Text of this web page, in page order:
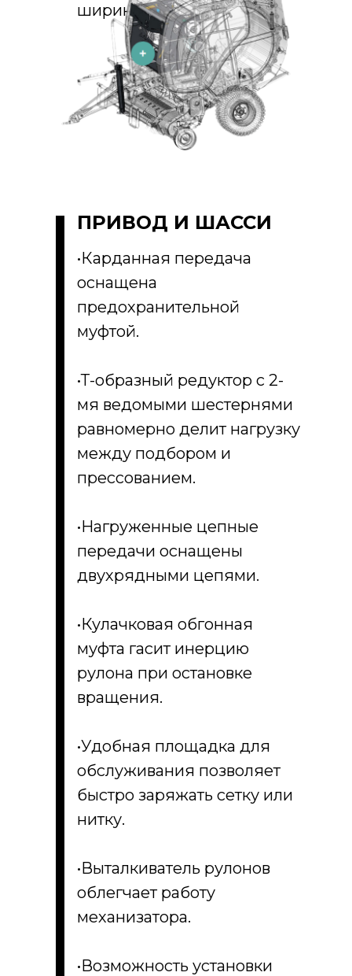
ширины (1,23-1,3 м.)
•Карданная передача
оснащена
предохранительной
муфтой.
•Т-образный редуктор с 2-
мя ведомыми шестернями
равномерно делит нагрузку
между подбором и
прессованием.
•Нагруженные цепные
передачи оснащены
двухрядными цепями.
•Кулачковая обгонная
муфта гасит инерцию
рулона при остановке
вращения.
•Удобная площадка для
обслуживания позволяет
быстро заряжать сетку или
нитку.
•Выталкиватель рулонов
облегчает работу
механизатора.
•Возможность установки
ПРИВОД И ШАССИ